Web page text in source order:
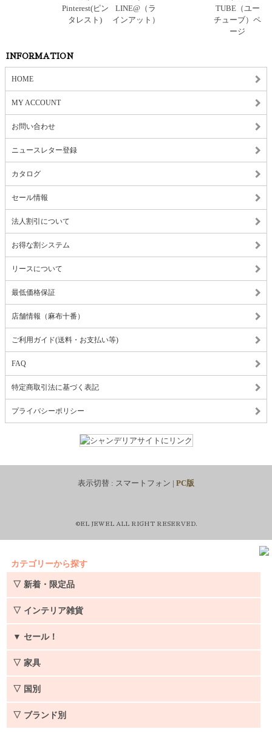
INFORMATION
HOME
MY ACCOUNT
お問い合わせ
ニュースレター登録
カタログ
セール情報
法人割引について
お得な割システム
リースについて
最低価格保証
店舗情報（麻布十番）
ご利用ガイド(送料・お支払い等)
FAQ
特定商取引法に基づく表記
プライバシーポリシー
表示切替 : スマートフォン | PC版
©EL JEWEL ALL RIGHT RESERVED.
カテゴリーから探す
▽ 新着・限定品
▽ インテリア雑貨
▼ セール！
▽ 家具
▽ 国別
▽ ブランド別